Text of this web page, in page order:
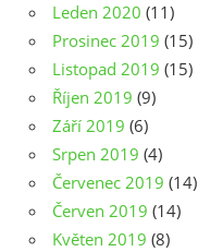
Leden 2020 (11)
Prosinec 2019 (15)
Listopad 2019 (15)
Říjen 2019 (9)
Září 2019 (6)
Srpen 2019 (4)
Červenec 2019 (14)
Červen 2019 (14)
Květen 2019 (8)